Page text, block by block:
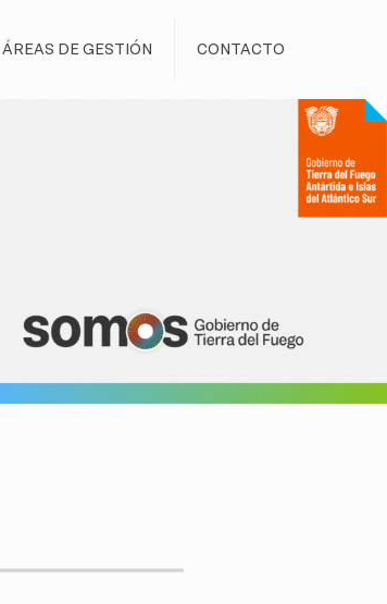
ÁREAS DE GESTIÓN CONTACTO